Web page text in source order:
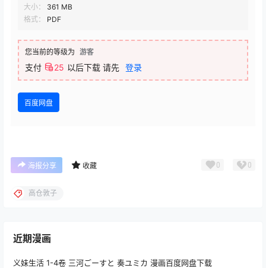
大小：
361 MB
格式：
PDF
您当前的等级为 游客
支付 25 以后下载 请先 登录
百度网盘
海报分享 收藏 0 0
高仓敦子
近期漫画
义妹生活 1-4卷 三河ごーすと 奏ユミカ 漫画百度网盘下载